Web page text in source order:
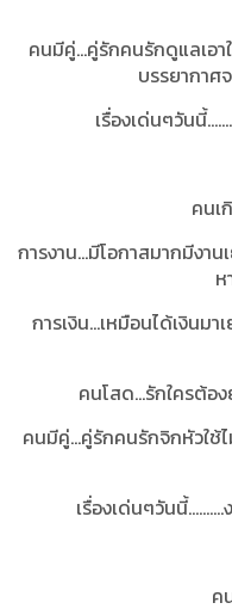
คนมีคู่...คู่รักคนรักดูแลเอ
บรรยากาศ
เรื่องเด่นๆวันนี้
คน
การงาน...มีโอกาสมากมีงาน
ห
การเงิน...เหมือนได้เงินม
คนโสด...รักใครต้อ
คนมีคู่...คู่รักคนรักจิกหัวใช้
เรื่องเด่นๆวันนี้
ค